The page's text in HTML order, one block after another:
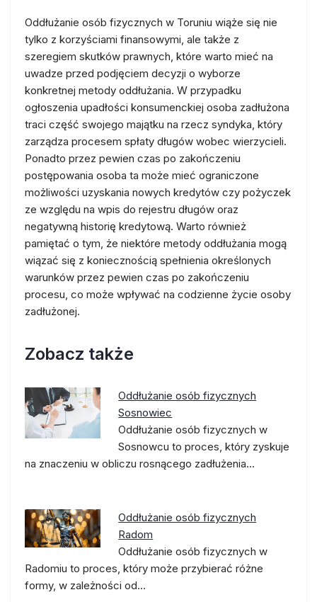
Oddłużanie osób fizycznych w Toruniu wiąże się nie
tylko z korzyściami finansowymi, ale także z
szeregiem skutków prawnych, które warto mieć na
uwadze przed podjęciem decyzji o wyborze
konkretnej metody oddłużania. W przypadku
ogłoszenia upadłości konsumenckiej osoba zadłużona
traci część swojego majątku na rzecz syndyka, który
zarządza procesem spłaty długów wobec wierzycieli.
Ponadto przez pewien czas po zakończeniu
postępowania osoba ta może mieć ograniczone
możliwości uzyskania nowych kredytów czy pożyczek
ze względu na wpis do rejestru długów oraz
negatywną historię kredytową. Warto również
pamiętać o tym, że niektóre metody oddłużania mogą
wiązać się z koniecznością spełnienia określonych
warunków przez pewien czas po zakończeniu
procesu, co może wpływać na codzienne życie osoby
zadłużonej.
Zobacz także
Oddłużanie osób fizycznych
Sosnowiec
Oddłużanie osób fizycznych w
Sosnowcu to proces, który zyskuje
na znaczeniu w obliczu rosnącego zadłużenia…
Oddłużanie osób fizycznych
Radom
Oddłużanie osób fizycznych w
Radomiu to proces, który może przybierać różne
formy, w zależności od…